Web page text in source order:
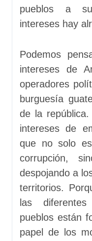
pueblos a
intereses hay
Podemos
intereses de
operadores
burguesía
de la
intereses de
que no solo
corrupción,
despojando a
territorios.
las
pueblos están
papel de los